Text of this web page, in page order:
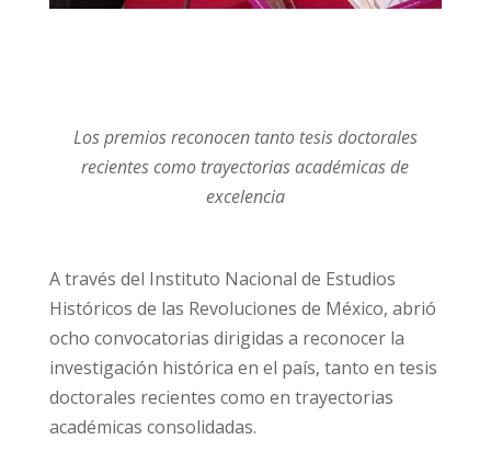
Los premios reconocen tanto tesis doctorales
recientes como trayectorias académicas de
excelencia
A través del Instituto Nacional de Estudios
Históricos de las Revoluciones de México, abrió
ocho convocatorias dirigidas a reconocer la
investigación histórica en el país, tanto en tesis
doctorales recientes como en trayectorias
académicas consolidadas.